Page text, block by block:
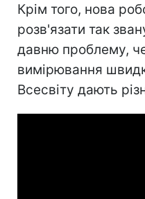
Крім того, нова
розв'язати так
давню проблему,
вимірювання
Всесвіту дають